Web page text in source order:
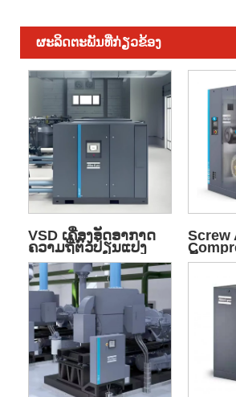
ຜະ​ລິດ​ຕະ​ພັນ​ທີ່​ກ່ຽວ​ຂ້ອງ
VSD ເຄື່ອງອັດອາກາດ
ຄວາມຖີ່ຕົວປ່ຽນແປງ
Screw
ມັນຄວ